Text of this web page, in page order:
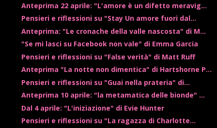
Anteprima 22 aprile: "L'amore è un difetto meravig...
Pensieri e riflessioni su "Stay Un amore fuori dal...
Anteprima: "Le cronache della valle nascosta" di M...
"Se mi lasci su Facebook non vale" di Emma Garcia
Pensieri e riflessioni su "False verità" di Matt Ruff
Anteprima "La notte non dimentica" di Hartshorne P...
Pensieri e riflessioni su "Guai nella prateria" di...
Anteprima 10 aprile: "la metamatica delle bionde" ...
Dal 4 aprile: "L'iniziazione" di Evie Hunter
Pensieri e riflessioni su "La ragazza di Charlotte...